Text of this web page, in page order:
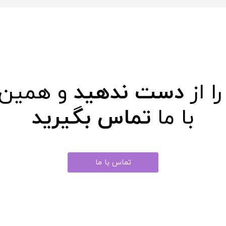
از دست ندهید و همین
با ما تماس بگیرید
تماس با ما